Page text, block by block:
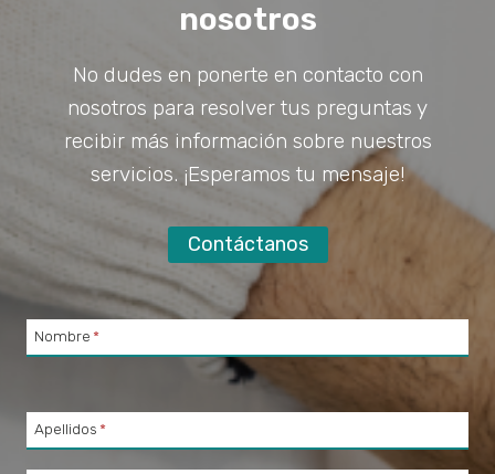
nosotros
No dudes en ponerte en contacto con
nosotros para resolver tus preguntas y
recibir más información sobre nuestros
servicios. ¡Esperamos tu mensaje!
Contáctanos
Nombre *
Apellidos *